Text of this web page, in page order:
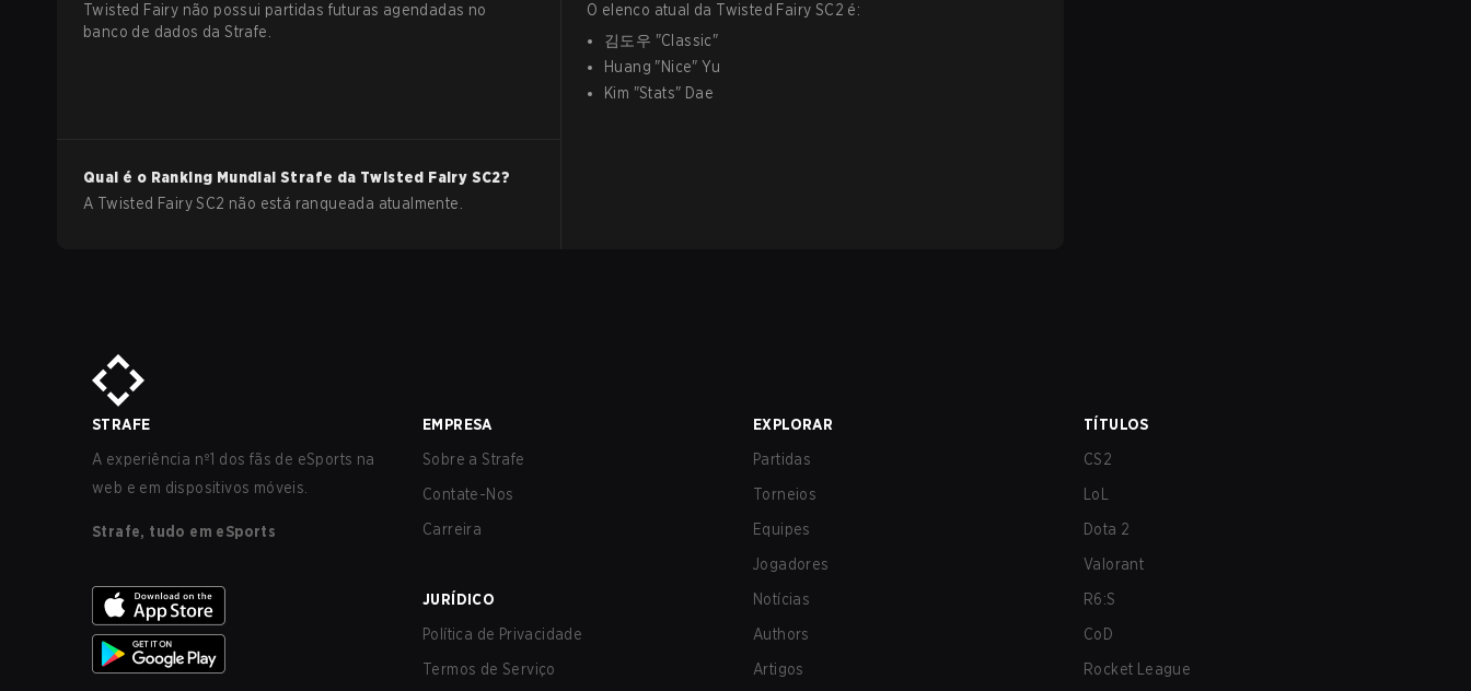
Twisted Fairy não possui partidas futuras agendadas no
banco de dados da Strafe.
O elenco atual da Twisted Fairy SC2 é:
김도우 "Classic"
Huang "Nice"Yu
Kim "Stats" Dae
Qual é o Ranking Mundial Strafe da Twisted Fairy SC2?
A Twisted Fairy SC2 não está ranqueada atualmente.
STRAFE
A experiência nº1 dos fãs de eSports na
web e em dispositivos móveis.
Strafe, tudo em eSports
EMPRESA
Sobre a Strafe
Contate-Nos
Carreira
JURÍDICO
Política de Privacidade
Termos de Serviço
EXPLORAR
Partidas
Torneios
Equipes
Jogadores
Notícias
Authors
Artigos
TÍTULOS
CS2
LoL
Dota 2
Valorant
R6:S
CoD
Rocket League